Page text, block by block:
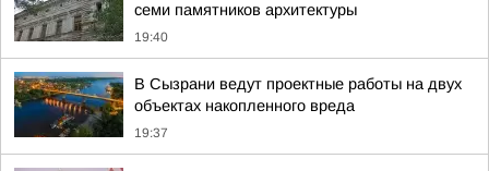
семи памятников архитектуры
19:40
В Сызрани ведут проектные работы на двух
объектах накопленного вреда
19:37